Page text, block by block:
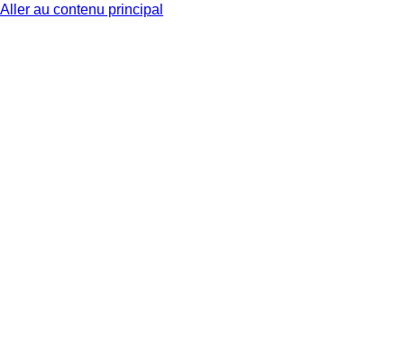
Aller au contenu principal